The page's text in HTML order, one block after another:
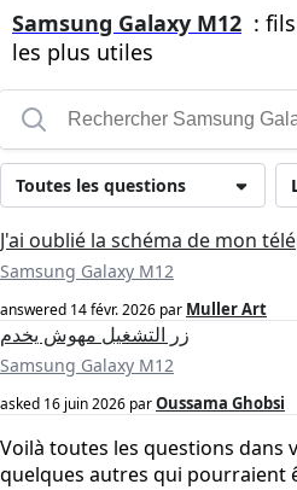
Samsung Galaxy M12 : fils
les plus utiles
Toutes les questions
J'ai oublié la schéma de mon
Samsung Galaxy M12
answered 14 févr. 2026 par Muller Art
زر التشغيل مهوش يخدم
Samsung Galaxy M12
asked 16 juin 2026 parOussama Ghobsi
Voilà toutes les questions dans
quelques autres qui pourraient